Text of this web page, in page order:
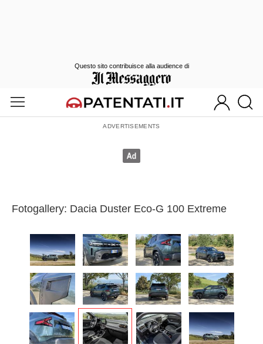
Fotogallery: Dacia Duster Eco-G 100 Extreme
Questo sito contribuisce alla audience di